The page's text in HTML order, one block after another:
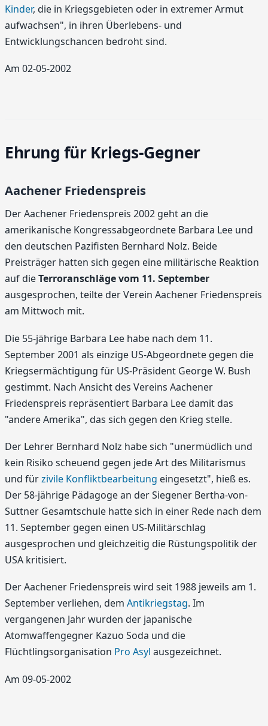
Kinder, die in Kriegsgebieten oder in extremer Armut
aufwachsen", in ihren Überlebens- und
Entwicklungschancen bedroht sind.
Am 02-05-2002
Ehrung für Kriegs-Gegner
Aachener Friedenspreis
Der Aachener Friedenspreis 2002 geht an die
amerikanische Kongressabgeordnete Barbara Lee und
den deutschen Pazifisten Bernhard Nolz. Beide
Preisträger hatten sich gegen eine militärische Reaktion
auf dieTerroranschläge vom 11. September
ausgesprochen, teilte der Verein Aachener Friedenspreis
am Mittwoch mit.
Die 55-jährige Barbara Lee habe nach dem 11.
September 2001 als einzige US-Abgeordnete gegen die
Kriegsermächtigung für US-Präsident George W. Bush
gestimmt. Nach Ansicht des Vereins Aachener
Friedenspreis repräsentiert Barbara Lee damit das
"andere Amerika", das sich gegen den Krieg stelle.
Der Lehrer Bernhard Nolz habe sich "unermüdlich und
kein Risiko scheuend gegen jede Art des Militarismus
und fürzivile Konfliktbearbeitung eingesetzt", hieß es.
Der 58-jährige Pädagoge an der Siegener Bertha-von-
Suttner Gesamtschule hatte sich in einer Rede nach dem
11. September gegen einen US-Militärschlag
ausgesprochen und gleichzeitig die Rüstungspolitik der
USA kritisiert.
Der Aachener Friedenspreis wird seit 1988 jeweils am 1.
September verliehen, dem Antikriegstag. Im
vergangenen Jahr wurden der japanische
Atomwaffengegner Kazuo Soda und die
Flüchtlingsorganisation Pro Asyl ausgezeichnet.
Am 09-05-2002